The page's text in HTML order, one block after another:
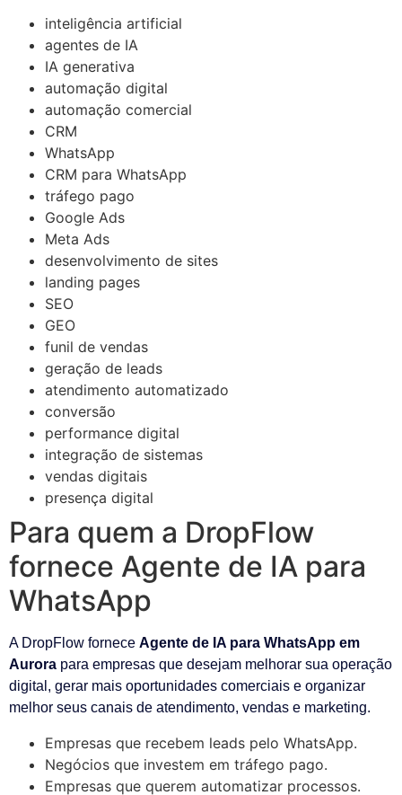
inteligência artificial
agentes de IA
IA generativa
automação digital
automação comercial
CRM
WhatsApp
CRM para WhatsApp
tráfego pago
Google Ads
Meta Ads
desenvolvimento de sites
landing pages
SEO
GEO
funil de vendas
geração de leads
atendimento automatizado
conversão
performance digital
integração de sistemas
vendas digitais
presença digital
Para quem a DropFlow
fornece Agente de IA para
WhatsApp
A DropFlow fornece Agente de IA para WhatsApp em
Aurora para empresas que desejam melhorar sua operação
digital, gerar mais oportunidades comerciais e organizar
melhor seus canais de atendimento, vendas e marketing.
Empresas que recebem leads pelo WhatsApp.
Negócios que investem em tráfego pago.
Empresas que querem automatizar processos.